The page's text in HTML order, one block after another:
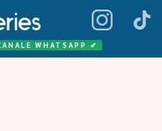
WHATSAPP ✔